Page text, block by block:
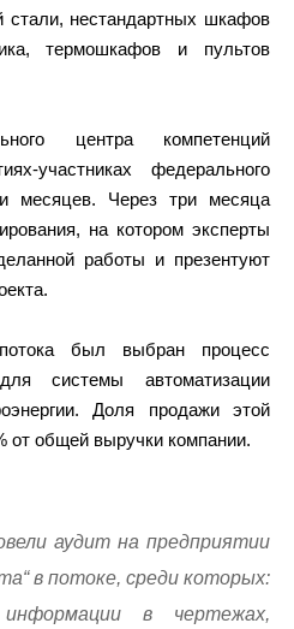
стали, нестандартных шкафов
термошкафов и пультов
центра компетенций
участниках федерального
месяцев. Через три месяца
на котором эксперты
работы и презентуют
был выбран процесс
системы автоматизации
Доля продажи этой
от общей выручки компании.
аудит на предприятии
в потоке, среди которых:
в чертежах,